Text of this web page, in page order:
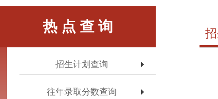
热 点 查 询
招生计划查询
往年录取分数查询